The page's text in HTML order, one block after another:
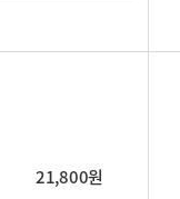
21,800원